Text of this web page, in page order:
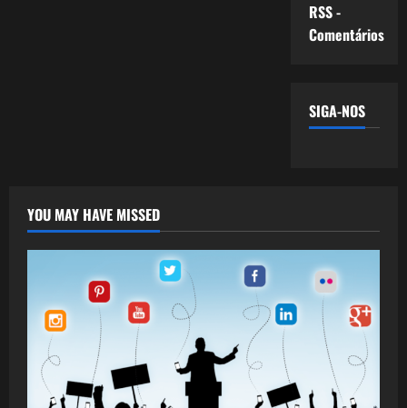
RSS -
Comentários
SIGA-NOS
YOU MAY HAVE MISSED